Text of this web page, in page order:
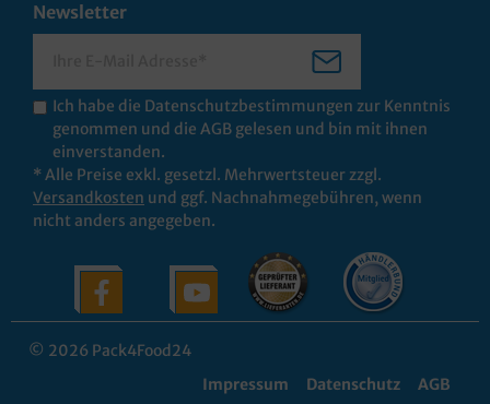
Newsletter
Ich habe die Datenschutzbestimmungen zur Kenntnis
genommen und die AGB gelesen und bin mit ihnen
einverstanden.
* Alle Preise exkl. gesetzl. Mehrwertsteuer zzgl.
Versandkosten und ggf. Nachnahmegebühren, wenn
nicht anders angegeben.
© 2026 Pack4Food24
Impressum
Datenschutz AGB